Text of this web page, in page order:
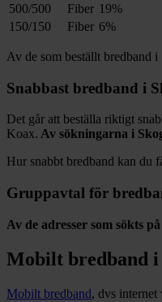
500/500
Fiber 19%
150/150
Fiber 6%
Av de som beställt bredband i
Snabbast bredband i
Det går att beställa riktigt
Koax. Av sökningarna i
Hur snabbt bredband kan du
Gruppavtal för
Av de adresser som sökts
Mobilt bredband i
Mobilt bredband, dvs